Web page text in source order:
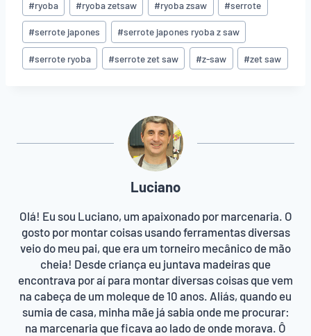
a
s
t
#ryoba #ryoba zetsaw #ryoba zsaw #serrote
#serrote japones #serrote japones ryoba z saw
#serrote ryoba #serrote zet saw #z-saw #zet saw
Luciano
Olá! Eu sou Luciano, um apaixonado por marcenaria. O
gosto por montar coisas usando ferramentas diversas
veio do meu pai, que era um torneiro mecânico de mão
cheia! Desde criança eu juntava madeiras que
encontrava por aí para montar diversas coisas que vem
na cabeça de um moleque de 10 anos. Aliás, quando eu
sumia de casa, minha mãe já sabia onde me procurar:
na marcenaria que ficava ao lado de onde morava. Ô